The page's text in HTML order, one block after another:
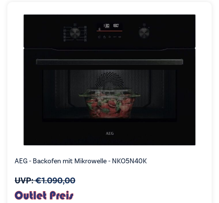
AEG - Backofen mit Mikrowelle - NKO5N40K
UVP:€1.090,00